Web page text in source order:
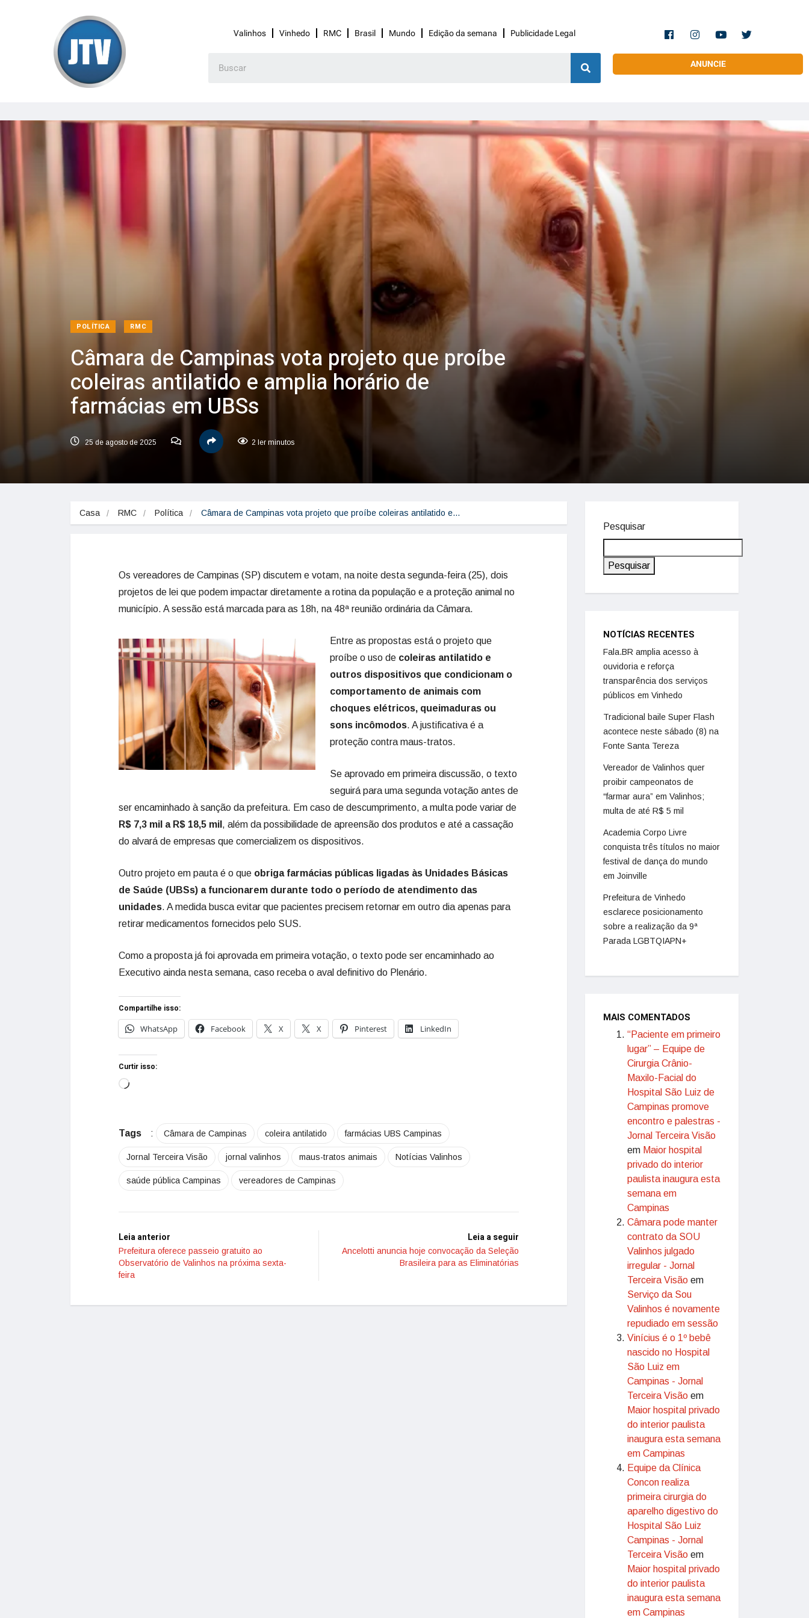
Valinhos Vinhedo RMC Brasil Mundo Edição da semana Publicidade Legal
ANUNCIE
POLÍTICA RMC
Câmara de Campinas vota projeto que proíbe
coleiras antilatido e amplia horário de
farmácias em UBSs
25 de agosto de 2025 2 ler minutos
Casa RMC Política Câmara de Campinas vota projeto que proíbe coleiras antilatido e…
Os vereadores de Campinas (SP) discutem e votam, na noite desta segunda-feira (25), dois
projetos de lei que podem impactar diretamente a rotina da população e a proteção animal no
município. A sessão está marcada para as 18h, na 48ª reunião ordinária da Câmara.
Entre as propostas está o projeto que
proíbe o uso de coleiras antilatido e
outros dispositivos que condicionam o
comportamento de animais com
choques elétricos, queimaduras ou
sons incômodos. A justificativa é a
proteção contra maus-tratos.
Se aprovado em primeira discussão, o texto
seguirá para uma segunda votação antes de
ser encaminhado à sanção da prefeitura. Em caso de descumprimento, a multa pode variar de
R$ 7,3 mil a R$ 18,5 mil , além da possibilidade de apreensão dos produtos e até a cassação
do alvará de empresas que comercializem os dispositivos.
Outro projeto em pauta é o que obriga farmácias públicas ligadas às Unidades Básicas
de Saúde (UBSs) a funcionarem durante todo o período de atendimento das
unidades. A medida busca evitar que pacientes precisem retornar em outro dia apenas para
retirar medicamentos fornecidos pelo SUS.
Como a proposta já foi aprovada em primeira votação, o texto pode ser encaminhado ao
Executivo ainda nesta semana, caso receba o aval definitivo do Plenário.
Compartilhe isso:
WhatsApp
Facebook X X Pinterest LinkedIn
Curtir isso:
Tags : Câmara de Campinas coleira antilatido farmácias UBS Campinas
Jornal Terceira Visão jornal valinhos maus-tratos animais Notícias Valinhos
saúde pública Campinas vereadores de Campinas
Leia anterior
Prefeitura oferece passeio gratuito ao
Observatório de Valinhos na próxima sexta-
feira
Leia a seguir
Ancelotti anuncia hoje convocação da Seleção
Brasileira para as Eliminatórias
Pesquisar
Pesquisar
NOTÍCIAS RECENTES
Fala.BR amplia acesso à
ouvidoria e reforça
transparência dos serviços
públicos em Vinhedo
Tradicional baile Super Flash
acontece neste sábado (8) na
Fonte Santa Tereza
Vereador de Valinhos quer
proibir campeonatos de
“farmar aura” em Valinhos;
multa de até R$ 5 mil
Academia Corpo Livre
conquista três títulos no maior
festival de dança do mundo
em Joinville
Prefeitura de Vinhedo
esclarece posicionamento
sobre a realização da 9ª
Parada LGBTQIAPN+
MAIS COMENTADOS
“Paciente em primeiro
lugar” – Equipe de
Cirurgia Crânio-
Maxilo-Facial do
Hospital São Luiz de
Campinas promove
encontro e palestras -
Jornal Terceira Visão
em Maior hospital
privado do interior
paulista inaugura esta
semana em
Campinas
Câmara pode manter
contrato da SOU
Valinhos julgado
irregular - Jornal
Terceira Visão em
Serviço da Sou
Valinhos é novamente
repudiado em sessão
Vinícius é o 1º bebê
nascido no Hospital
São Luiz em
Campinas - Jornal
Terceira Visão em
Maior hospital privado
do interior paulista
inaugura esta semana
em Campinas
Equipe da Clínica
Concon realiza
primeira cirurgia do
aparelho digestivo do
Hospital São Luiz
Campinas - Jornal
Terceira Visão em
Maior hospital privado
do interior paulista
inaugura esta semana
em Campinas